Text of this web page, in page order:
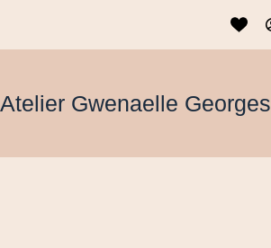
Atelier Gwenaelle Georges